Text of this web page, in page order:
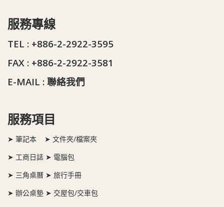
服務專線
TEL : +886-2-2922-3595
FAX : +886-2-2922-3581
E-MAIL : 聯絡我們
服務項目
➤ 筆記本 ➤ 文件夾/檔案夾
➤ 工商日誌 ➤ 電腦包
➤ 三角桌曆 ➤ 旅行手冊
➤ 辦公桌墊 ➤ 交屋包/交車包